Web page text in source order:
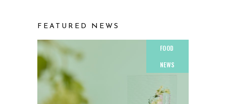
FEATURED NEWS
FOOD
NEWS